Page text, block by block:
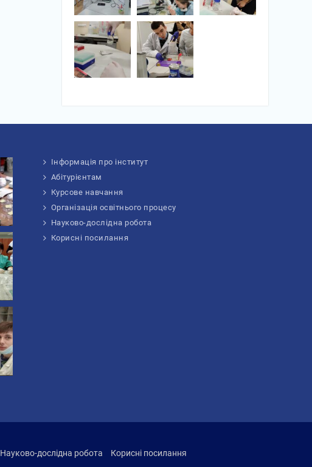
Інформація про інститут
Абітурієнтам
Курсове навчання
Організація освітнього процесу
Науково-дослідна робота
Корисні посилання
Науково-дослідна робота
Корисні посилання